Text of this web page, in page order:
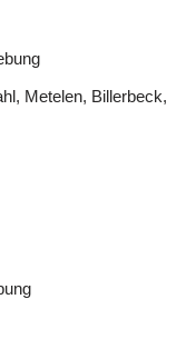
Metelen, Billerbeck,